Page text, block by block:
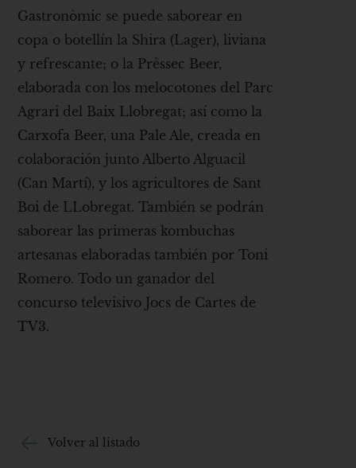
Gastronòmic se puede saborear en
copa o botellín la Shira (Lager), liviana
y refrescante; o la Prèssec Beer,
elaborada con los melocotones del Parc
Agrari del Baix Llobregat; así como la
Carxofa Beer, una Pale Ale, creada en
colaboración junto Alberto Alguacil
(Can Martí), y los agricultores de Sant
Boi de LLobregat. También se podrán
saborear las primeras kombuchas
artesanas elaboradas también por Toni
Romero. Todo un ganador del
concurso televisivo Jocs de Cartes de
TV3.
Volver al listado